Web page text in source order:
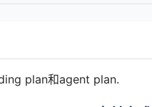
plan和agent plan.